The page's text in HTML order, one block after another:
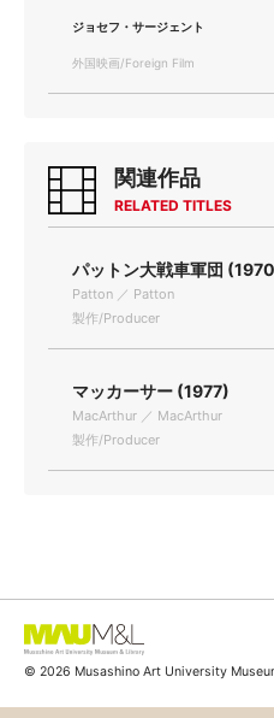
ジョセフ・サージェント
外国映画/Foreign Film
関連作品
RELATED TITLES
パットン大戦車軍団
Patton ／ Patton
製作/Producer
マッカーサー (1977)
MacArthur ／ MacArthur
製作/Producer
© 2026 Musashino Art University